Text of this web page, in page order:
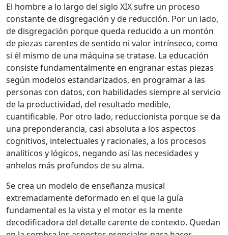
El hombre a lo largo del siglo XIX sufre un proceso
constante de disgregación y de reducción. Por un lado,
de disgregación porque queda reducido a un montón
de piezas carentes de sentido ni valor intrínseco, como
si él mismo de una máquina se tratase. La educación
consiste fundamentalmente en engranar estas piezas
según modelos estandarizados, en programar a las
personas con datos, con habilidades siempre al servicio
de la productividad, del resultado medible,
cuantificable. Por otro lado, reduccionista porque se da
una preponderancia, casi absoluta a los aspectos
cognitivos, intelectuales y racionales, a los procesos
analíticos y lógicos, negando así las necesidades y
anhelos más profundos de su alma.
Se crea un modelo de enseñanza musical
extremadamente deformado en el que la guía
fundamental es la vista y el motor es la mente
decodificadora del detalle carente de contexto. Quedan